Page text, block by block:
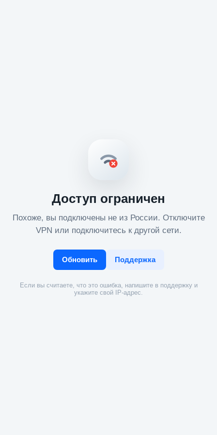
Доступ ограничен
Похоже, вы подключены не из России. Отключите
VPN или подключитесь к другой сети.
Обновить Поддержка
Если вы считаете, что это ошибка, напишите в поддержку и
укажите свой IP-адрес.